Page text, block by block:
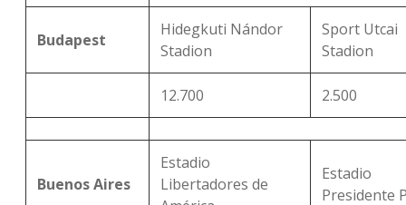
Budapest
Hidegkuti Nándor
Stadion
Sport Utcai
Stadion
12.700 2.500
Buenos Aires
Estadio
Libertadores de
Estadio
Presidente